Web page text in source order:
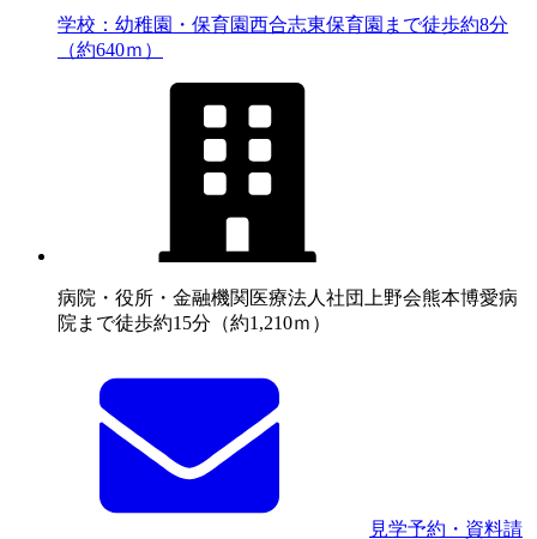
学校：幼稚園・保育園西合志東保育園まで徒歩約8分
（約640ｍ）
病院・役所・金融機関 医療法人社団上野会熊本博愛病
院まで徒歩約15分（約1,210ｍ）
見学予約・資料請